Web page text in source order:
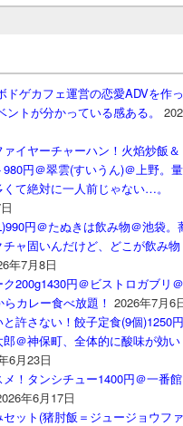
ドゲカフェ運営の恋愛ADVを作っ
ントが分かっている感ある。
イヤーチャーハン！火焰炒飯＆
円＠翠雲(すいうん)＠上野。量
て絶対に一人前じゃない…。
円＠たぬきは飲み物＠池袋。
ャ固いんだけど、どこが飲み物
年7月8日
200g1430円＠ビストロガブリ＠
カレー食べ放題！ 2026年7月6
許さない！餃子定食(9個)1250円
＠神保町、全体的に酸味が効い
6月23日
！タンシチュー1400円＠一番館
年6月17日
ット(猪肘飯＝ジュージョウファ